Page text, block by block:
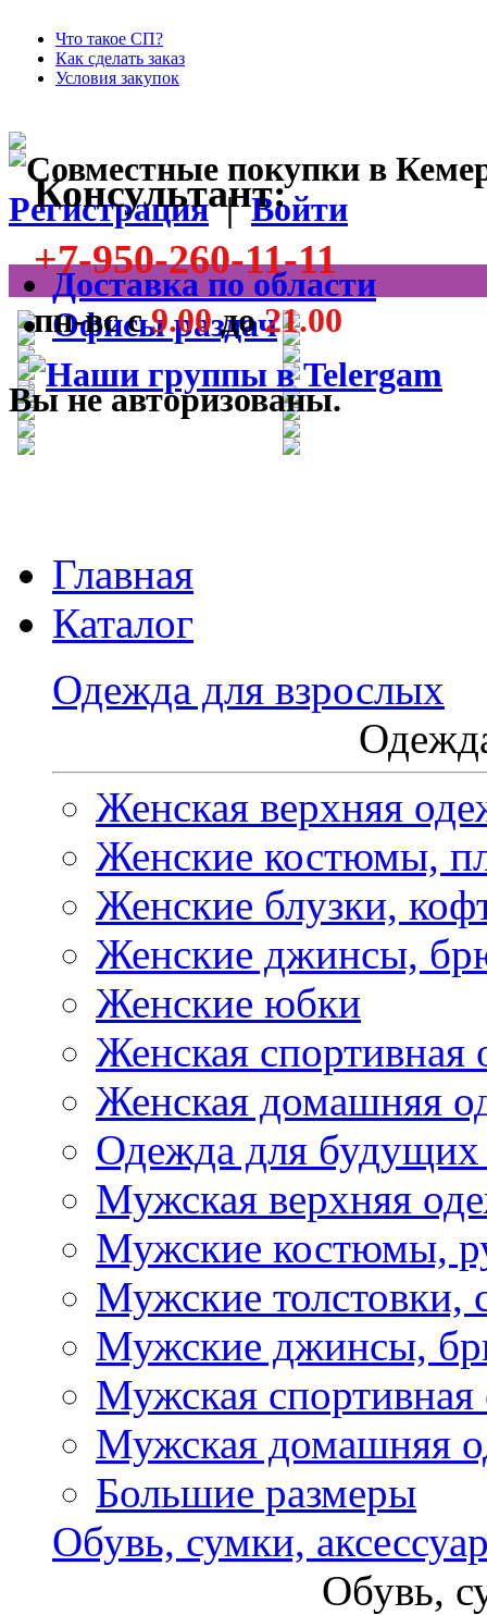
Что такое СП?
Как сделать заказ
Условия закупок
Консультант:
+7-950-260-11-11
пн-вс с9.00до21.00
Регистрация|Войти
Доставка по области
Офисы раздач
Вы не авторизованы.
Главная
Каталог
Одежда для взрослых
Женская верхняя
Женские костюмы,
Женские блузки,
Женские джинсы,
Женские юбки
Женская спортивная
Женская домашняя
Одежда для
Мужская верхняя
Мужские костюмы,
Мужские толстовки,
Мужские джинсы,
Мужская спортивная
Мужская домашняя
Большие размеры
Обувь, сумки,
Обувь,